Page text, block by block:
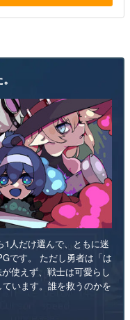
1人だけ選んで、ともに迷
です。 ただし勇者は「は
使えず、戦士は可愛らし
います。誰を救うのかを